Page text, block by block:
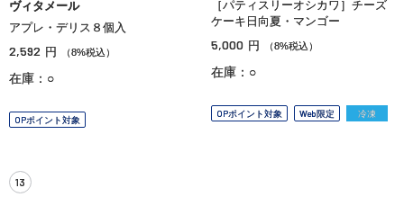
ヴィタメール
アプレ・デリス８個入
2,592 円 （8%税込）
在庫：○
OPポイント対象
［パティスリーオシカワ］チーズ
ケーキ日向夏・マンゴー
5,000 円 （8%税込）
在庫：○
OPポイント対象 Web限定 冷凍
13